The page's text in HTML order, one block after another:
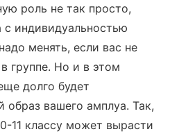
роль не так просто,
с индивидуальностью
менять, если вас не
группе. Но и в этом
долго будет
образ вашего амплуа. Так,
11 классу может вырасти